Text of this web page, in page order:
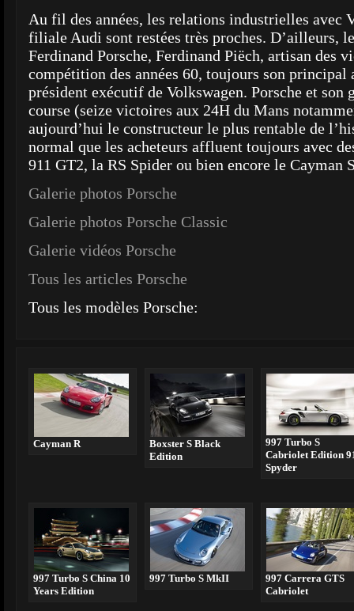
Au fil des années, les relations industrielles avec
filiale Audi sont restées très proches. D’ailleurs,
Ferdinand Porsche, Ferdinand Piëch, artisan des
compétition des années 60, toujours son
président exécutif de Volkswagen. Porsche et son
course (seize victoires aux 24H du Mans
aujourd’hui le constructeur le plus rentable de
normal que les acheteurs affluent toujours avec
911 GT2, la RS Spider ou bien encore le Cayman
Galerie photos Porsche
Galerie photos Porsche Classic
Galerie vidéos Porsche
Tous les articles Porsche
Tous les modèles Porsche:
Cayman R
Boxster S Black
Edition
997 Turbo S
Cabriolet Edition
Spyder
997 Turbo S China 10
Years Edition
997 Turbo S MkII
997 Carrera GTS
Cabriolet